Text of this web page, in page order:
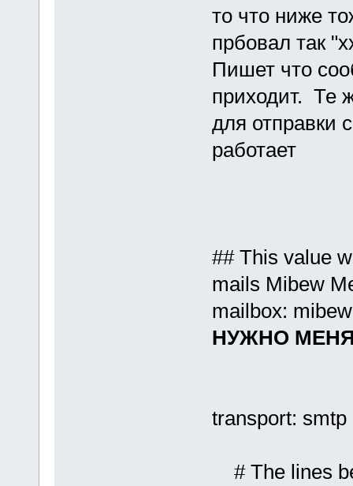
то что ниже
прбовал так
Пишет что
приходит. Те
для отправки
работает
## This value
mails Mibew
mailbox:
НУЖНО
transport: smtp
# The lines